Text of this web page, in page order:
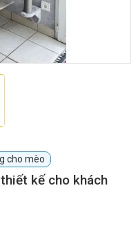
Spa chó mèo
cho mèo
kế cho khách